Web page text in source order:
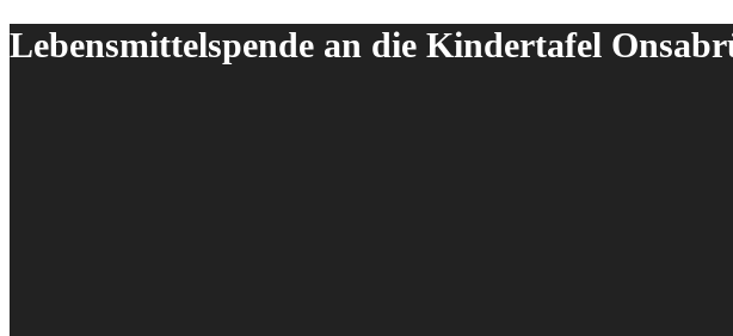
Lebensmittelspende an die Kindertafel